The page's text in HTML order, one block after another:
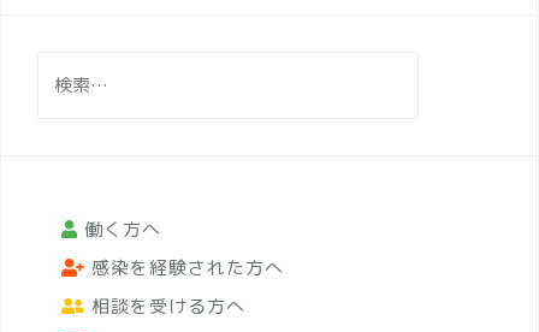
索:
働く方へ
感染を経験された方へ
相談を受ける方へ